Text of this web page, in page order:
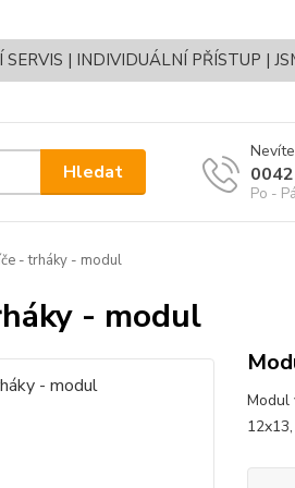
| INDIVIDUÁLNÍ PŘÍSTUP |
Hledat
Po -
- trháky - modul
- modul
Modul